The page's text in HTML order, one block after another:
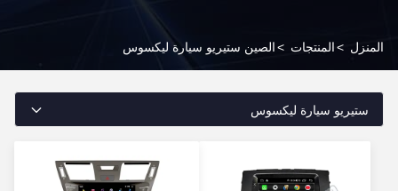
المنزل >المنتجات >الصين ستيريو سيارة ليكسوس
ستيريو سيارة ليكسوس